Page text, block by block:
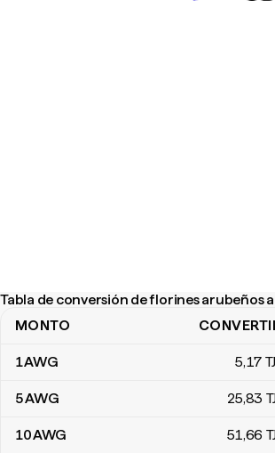
Tabla de conversión de florines arubeños
Tabla de conversión de florines arubeños a
MONTO
1AWG 5,17
5AWG 25,83
10AWG 51,66